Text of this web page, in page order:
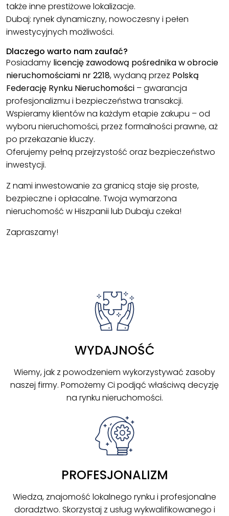
także inne prestiżowe lokalizacje.
Dubaj: rynek dynamiczny, nowoczesny i pełen
inwestycyjnych możliwości.
Dlaczego warto nam zaufać?
Posiadamy licencję zawodową pośrednika w obrocie
nieruchomościami nr 2218, wydaną przez Polską
Federację Rynku Nieruchomości – gwarancja
profesjonalizmu i bezpieczeństwa transakcji.
Wspieramy klientów na każdym etapie zakupu – od
wyboru nieruchomości, przez formalności prawne, aż
po przekazanie kluczy.
Oferujemy pełną przejrzystość oraz bezpieczeństwo
inwestycji.
Z nami inwestowanie za granicą staje się proste,
bezpieczne i opłacalne. Twoja wymarzona
nieruchomość w Hiszpanii lub Dubaju czeka!
Zapraszamy!
WYDAJNOŚĆ
Wiemy, jak z powodzeniem wykorzystywać zasoby
naszej firmy. Pomożemy Ci podjąć właściwą decyzję
na rynku nieruchomości.
PROFESJONALIZM
Wiedza, znajomość lokalnego rynku i profesjonalne
doradztwo. Skorzystaj z usług wykwalifikowanego i